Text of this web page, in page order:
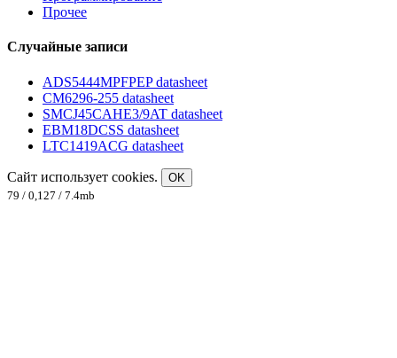
Прочее
Случайные записи
ADS5444MPFPEP datasheet
CM6296-255 datasheet
SMCJ45CAHE3/9AT datasheet
EBM18DCSS datasheet
LTC1419ACG datasheet
Сайт использует cookies.
OK
79 / 0,127 / 7.4mb